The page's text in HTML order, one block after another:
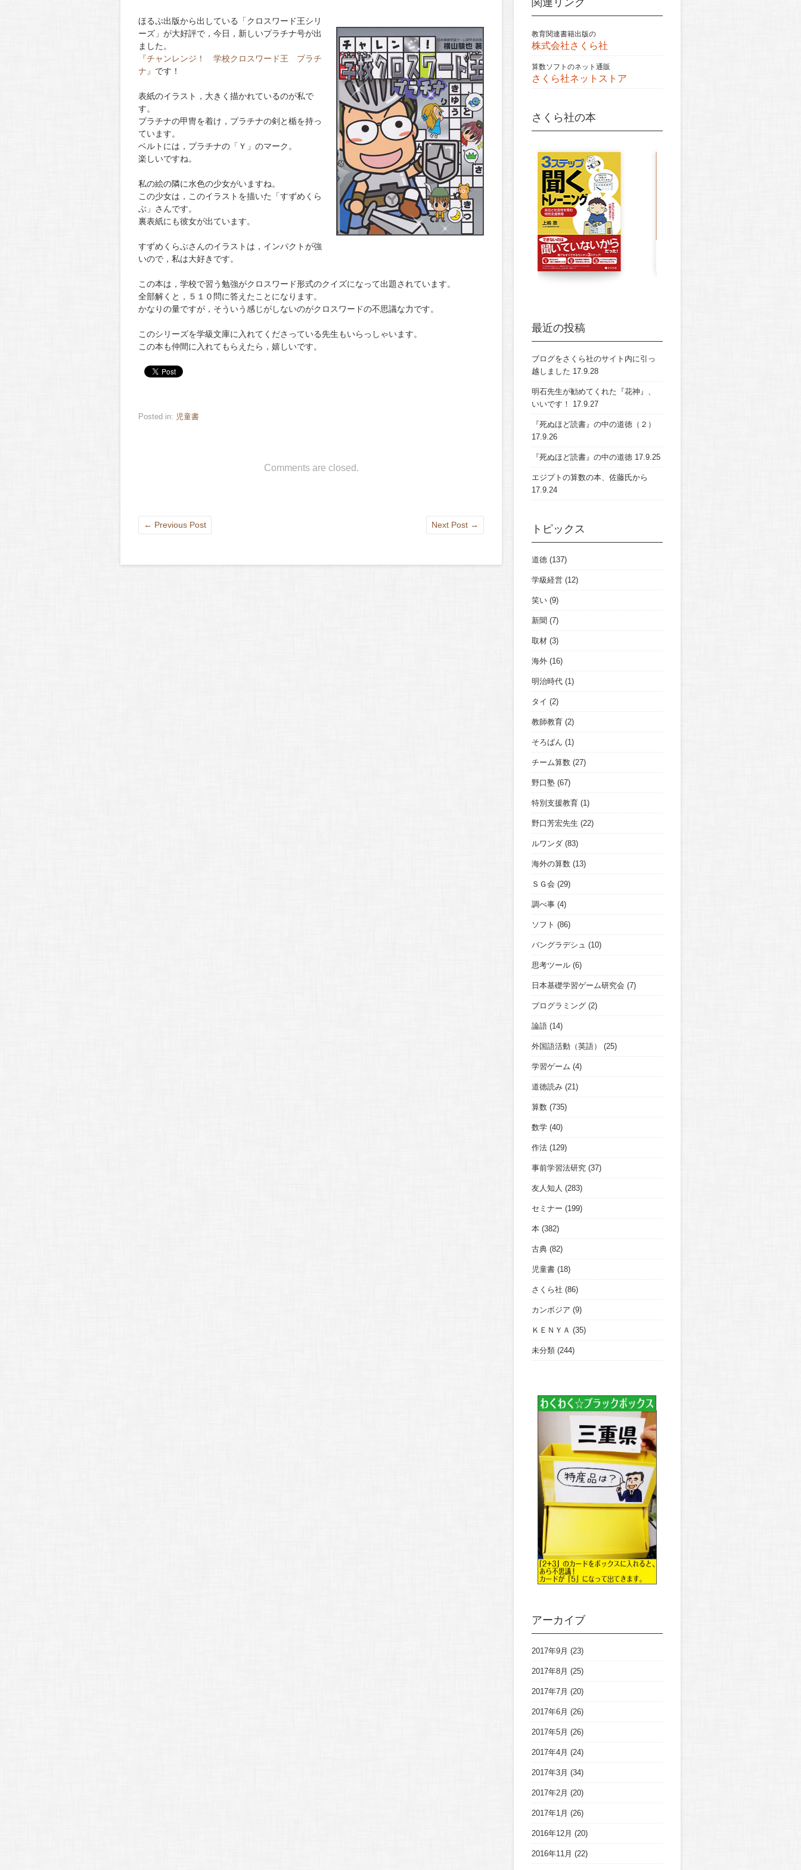
ほるぷ出版から出している「クロスワード王シリ
ーズ」が大好評で，今日，新しいプラチナ号が出
ました。
『チャンレンジ！ 学校クロスワード王 プラチ
ナ』 です！
表紙のイラスト，大きく描かれているのが私で
す。
プラチナの甲冑を着け，プラチナの剣と楯を持っ
ています。
ベルトには，プラチナの「Ｙ」のマーク。
楽しいですね。
私の絵の隣に水色の少女がいますね。
この少女は，このイラストを描いた「すずめくら
ぶ」さんです。
裏表紙にも彼女が出ています。
すずめくらぶさんのイラストは，インパクトが強
いので，私は大好きです。
この本は，学校で習う勉強がクロスワード形式のクイズになって出題されています。
全部解くと，５１０問に答えたことになります。
かなりの量ですが，そういう感じがしないのがクロスワードの不思議な力です。
このシリーズを学級文庫に入れてくださっている先生もいらっしゃいます。
この本も仲間に入れてもらえたら，嬉しいです。
Posted in: 児童書
Comments are closed.
← Previous Post Next Post →
関連リンク
教育関連書籍出版の
株式会社さくら社
算数ソフトのネット通販
さくら社ネットストア
さくら社の本
最近の投稿
ブログをさくら社のサイト内に引っ
越しました 17.9.28
明石先生が勧めてくれた『花神』、
いいです！
17.9.27
『死ぬほど読書』の中の道徳（２）
17.9.26
『死ぬほど読書』の中の道徳 17.9.25
エジプトの算数の本、佐藤氏から
17.9.24
トピックス
道徳 (137)
学級経営 (12)
笑い (9)
新聞 (7)
取材 (3)
海外 (16)
明治時代 (1)
タイ (2)
教師教育 (2)
そろばん (1)
チーム算数 (27)
野口塾 (67)
特別支援教育 (1)
野口芳宏先生 (22)
ルワンダ (83)
海外の算数 (13)
ＳＧ会 (29)
調べ事 (4)
ソフト (86)
バングラデシュ (10)
思考ツール (6)
日本基礎学習ゲーム研究会 (7)
プログラミング (2)
論語 (14)
外国語活動（英語） (25)
学習ゲーム (4)
道徳読み (21)
算数 (735)
数学 (40)
作法 (129)
事前学習法研究 (37)
友人知人 (283)
セミナー (199)
本 (382)
古典 (82)
児童書 (18)
さくら社 (86)
カンボジア (9)
ＫＥＮＹＡ (35)
未分類 (244)
アーカイブ
2017年9月 (23)
2017年8月 (25)
2017年7月 (20)
2017年6月 (26)
2017年5月 (26)
2017年4月 (24)
2017年3月 (34)
2017年2月 (20)
2017年1月 (26)
2016年12月 (20)
2016年11月 (22)